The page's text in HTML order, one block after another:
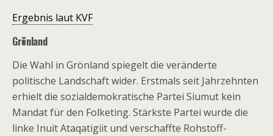
Ergebnis laut KVF
Grönland
Die Wahl in Grönland spiegelt die veränderte
politische Landschaft wider. Erstmals seit Jahrzehnten
erhielt die sozialdemokratische Partei Siumut kein
Mandat für den Folketing. Stärkste Partei wurde die
linke Inuit Ataqatigiit und verschaffte Rohstoff-